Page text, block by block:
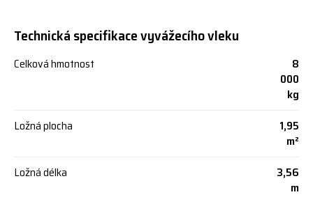
Technická specifikace vyvážecího vleku
Celková hmotnost
8
000
kg
Ložná plocha
1,95
m²
Ložná délka
3,56
m